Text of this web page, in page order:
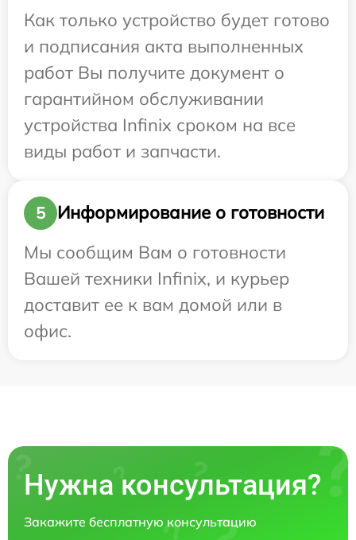
Как только устройство будет готово
и подписания акта выполненных
работ Вы получите документ о
гарантийном обслуживании
устройства Infinix сроком на все
виды работ и запчасти.
5
Информирование о готовности
Мы сообщим Вам о готовности
Вашей техники Infinix, и курьер
доставит ее к вам домой или в
офис.
Нужна консультация?
Закажите бесплатную консультацию